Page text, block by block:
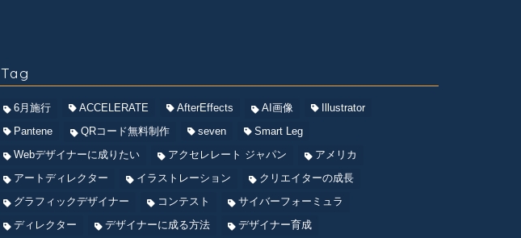
Tag
6月施行 ACCELERATE AfterEffects AI画像
Illustrator
Pantene
QRコード無料制作 seven
Smart Leg
Webデザイナーに成りたい
アクセレレート ジャパン
アメリカ
アートディレクター
イラストレーション
クリエイターの成長
グラフィックデザイナー
コンテスト
サイバーフォーミュラ
ディレクター
デザイナーに成る方法 デザイナー育成